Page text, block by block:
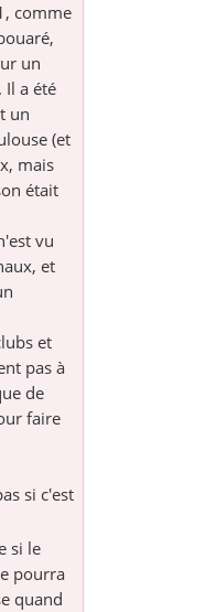
comme
un
Il a été
un
(et
mais
était
vu
et
et
pas à
de
faire
si c'est
si le
pourra
quand